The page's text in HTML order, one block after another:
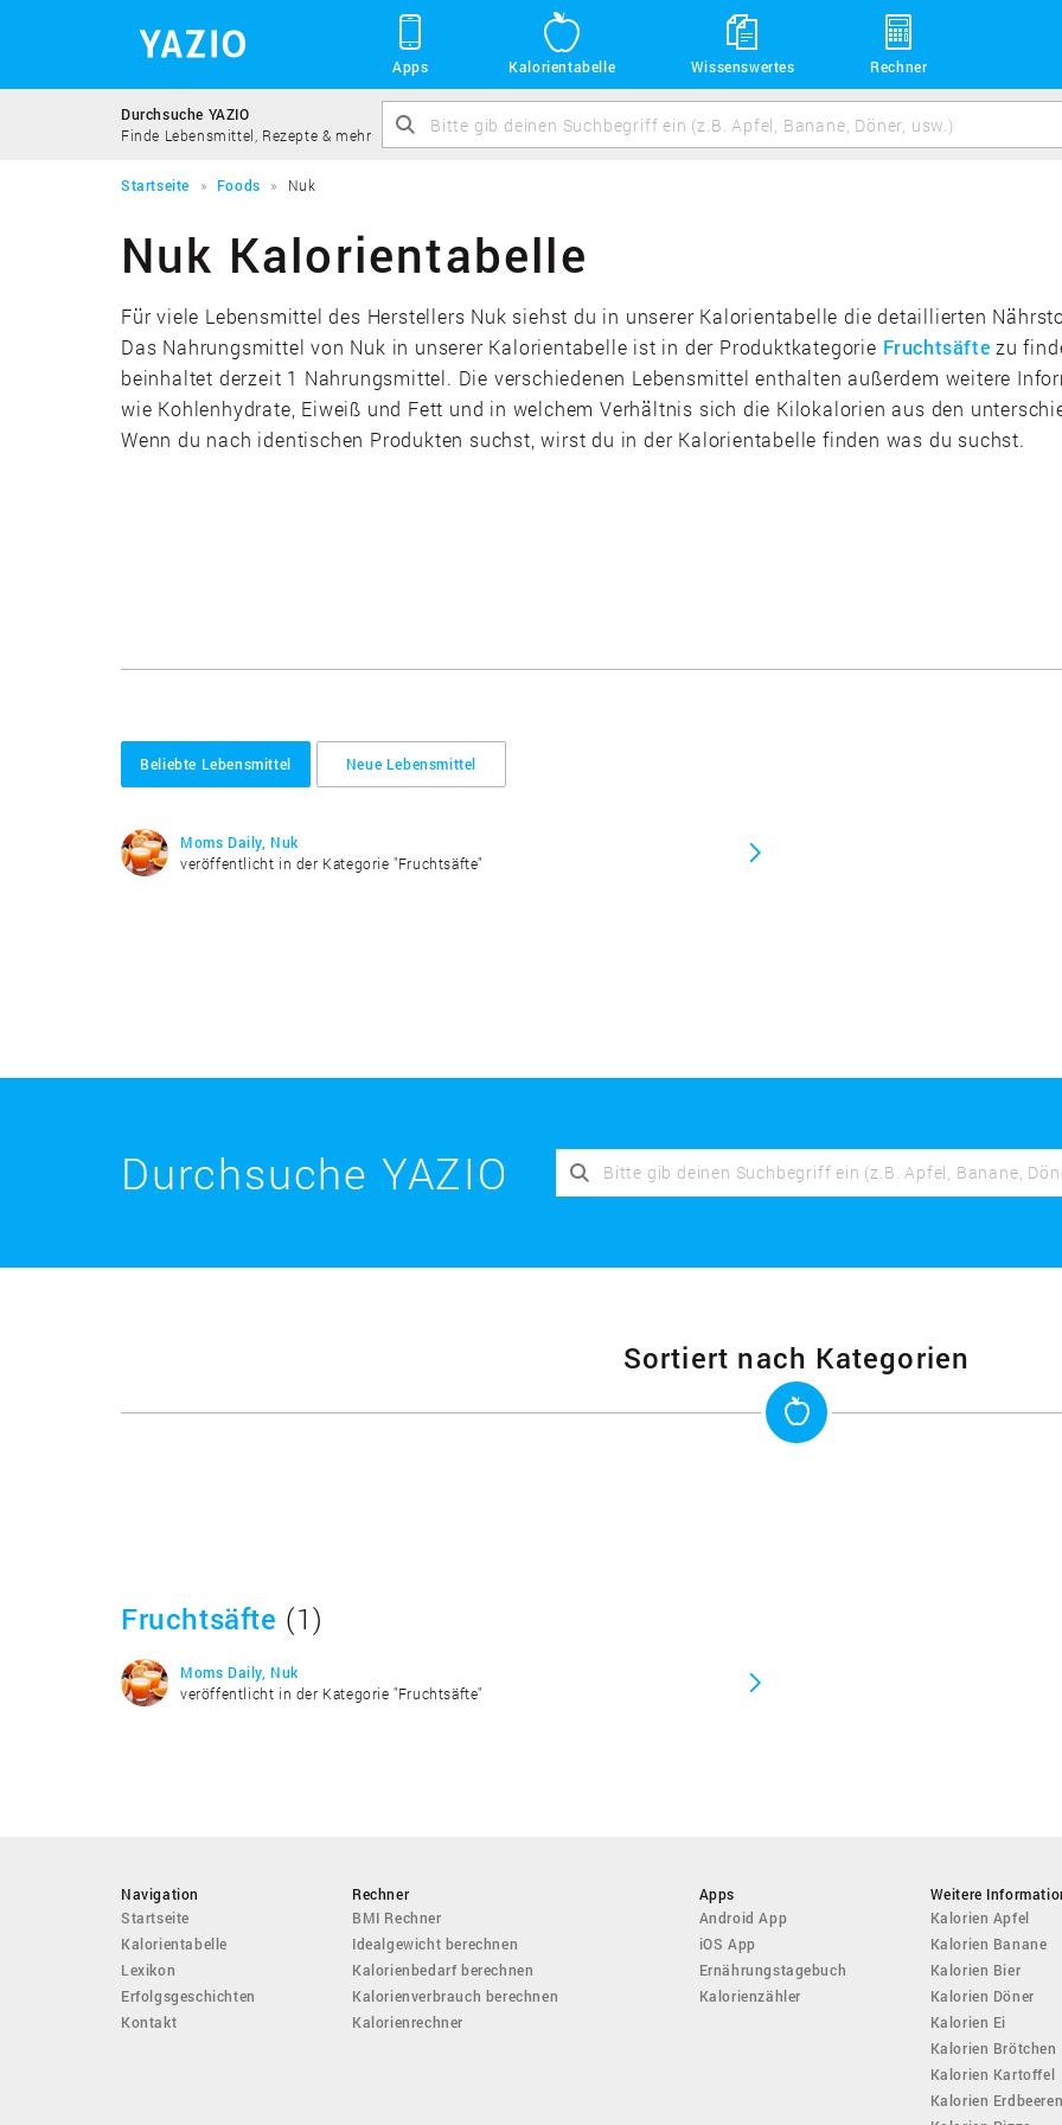
Apps Kalorientabelle Wissenswertes Rechner
Durchsuche YAZIO
Finde Lebensmittel, Rezepte & mehr
Startseite Foods Nuk
Nuk Kalorientabelle
Für viele Lebensmittel des Herstellers Nuk siehst du in unserer Kalorientabelle die detaillierten
Das Nahrungsmittel von Nuk in unserer Kalorientabelle ist in der Produktkategorie Fruchtsäfte zu
beinhaltet derzeit 1 Nahrungsmittel. Die verschiedenen Lebensmittel enthalten außerdem weitere
wie Kohlenhydrate, Eiweiß und Fett und in welchem Verhältnis sich die Kilokalorien aus den
Wenn du nach identischen Produkten suchst, wirst du in der Kalorientabelle finden was du suchst.
Beliebte Lebensmittel Neue Lebensmittel
Moms Daily, Nuk
veröffentlicht in der Kategorie "Fruchtsäfte"
Durchsuche YAZIO
Sortiert nach Kategorien
Fruchtsäfte (1)
Moms Daily, Nuk
veröffentlicht in der Kategorie "Fruchtsäfte"
Navigation
Startseite
Kalorientabelle
Lexikon
Erfolgsgeschichten
Kontakt
Rechner
BMI Rechner
Idealgewicht berechnen
Kalorienbedarf berechnen
Kalorienverbrauch berechnen
Kalorienrechner
Apps
Android App
iOS App
Ernährungstagebuch
Kalorienzähler
Weitere
Kalorien Apfel
Kalorien Banane
Kalorien Bier
Kalorien Döner
Kalorien Ei
Kalorien Brötchen
Kalorien Kartoffel
Kalorien Erdbeeren